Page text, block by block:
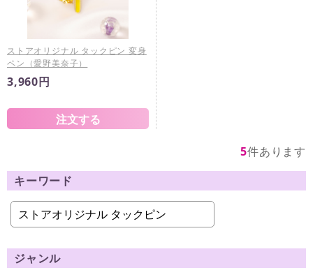
ストアオリジナル タックピン 変身
ペン（愛野美奈子）
3,960円
5件あります
キーワード
ジャンル